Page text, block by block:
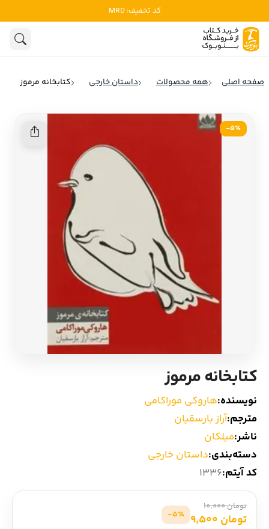
کد تخفیف: MRD
ادبیات
تاریخ و سیاست
ادبیات انگلیس
ادبیات ایتالیا
ادبیات روسیه
ادبیات ترکیه
ادبیات آسیا
سایر کشورهای اروپا
داستان کوتاه
شعر و متون کهن
ادبیات نمایشی
صفحه اصلی همه محصولات داستان خارجی کتابخانه مرموز
5٪-
کتابخانه مرموز
نویسنده:هاروکی موراکامی
مترجم:آراز بارسقیان
ناشر:میلکان
دسته‌بندی:داستان خارجی
کد آیتم:1336
تومان 10,000
تومان 9,500 5٪-